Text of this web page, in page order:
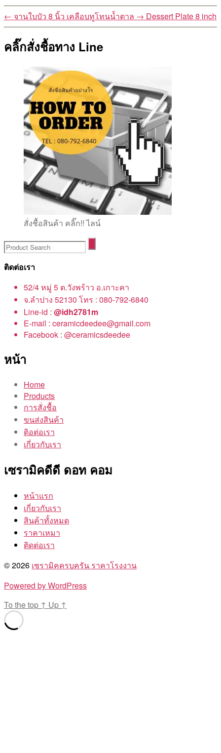
← จานใบบัว 8 นิ้ว เคลือบทูโทนน้ำตาล → Dessert Plate 8 inch
คลิ๊กสั่งชื้อทาง Line
สั่งชื้อสินค้า คลิ๊ก!! ไลน์
ติดต่อเรา
52/4 หมู่ 5 ต.วังพร้าว อ.เกาะคา
จ.ลำปาง 52130 โทร : 080-792-6840
Line-id : @idh2781m
E-mail : ceramicdeedee@gmail.com
Facebook : @ceramicsdeedee
หน้า
Home
Products
การสั่งชื้อ
ขนส่งสินค้า
ติอต่อเรา
เกี่ยวกับเรา
เซรามิคดีดี ดอท คอม
หน้าแรก
เกี่ยวกับเรา
สินค้าทั้งหมด
ราคาเหมา
ติดต่อเรา
© 2026 เซรามิคครบครัน ราคาโรงงาน
Powered by WordPress
To the top ↑ Up ↑